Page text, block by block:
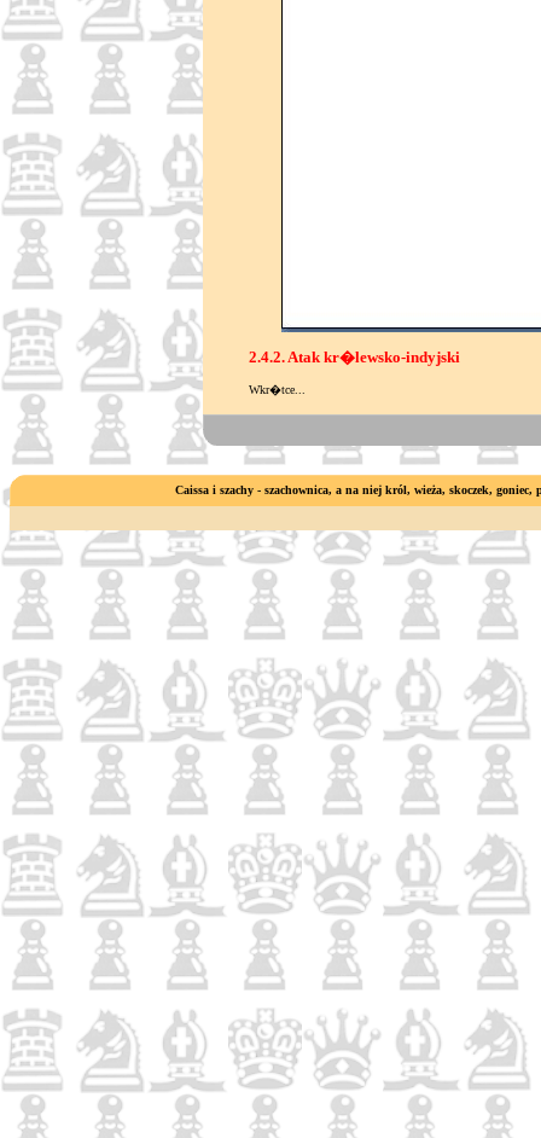
2.4.2. Atak kr�lewsko-indyjski
Wkr�tce...
Caissa i szachy - szachownica, a na niej król, wieża, skoczek,